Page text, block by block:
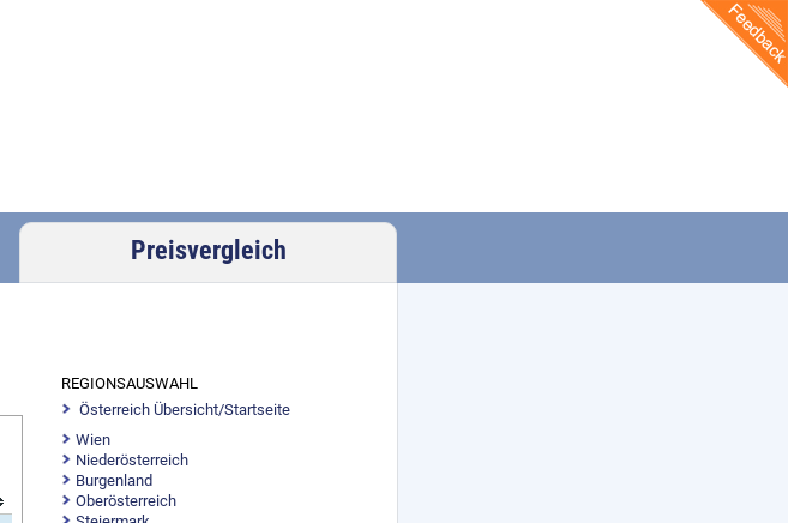
Preisvergleich
REGIONSAUSWAHL
Österreich Übersicht/Startseite
Wien
Niederösterreich
Burgenland
Oberösterreich